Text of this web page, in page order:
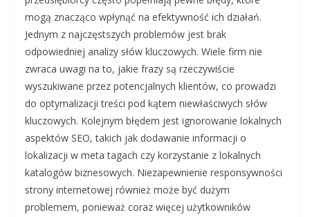
mogą znacząco wpłynąć na efektywność ich działań.
Jednym z najczęstszych problemów jest brak
odpowiedniej analizy słów kluczowych. Wiele firm nie
zwraca uwagi na to, jakie frazy są rzeczywiście
wyszukiwane przez potencjalnych klientów, co prowadzi
do optymalizacji treści pod kątem niewłaściwych słów
kluczowych. Kolejnym błędem jest ignorowanie lokalnych
aspektów SEO, takich jak dodawanie informacji o
lokalizacji w meta tagach czy korzystanie z lokalnych
katalogów biznesowych. Niezapewnienie responsywności
strony internetowej również może być dużym
problemem, ponieważ coraz więcej użytkowników